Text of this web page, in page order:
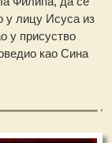
у лицу Исуса из
у присуство
као Сина